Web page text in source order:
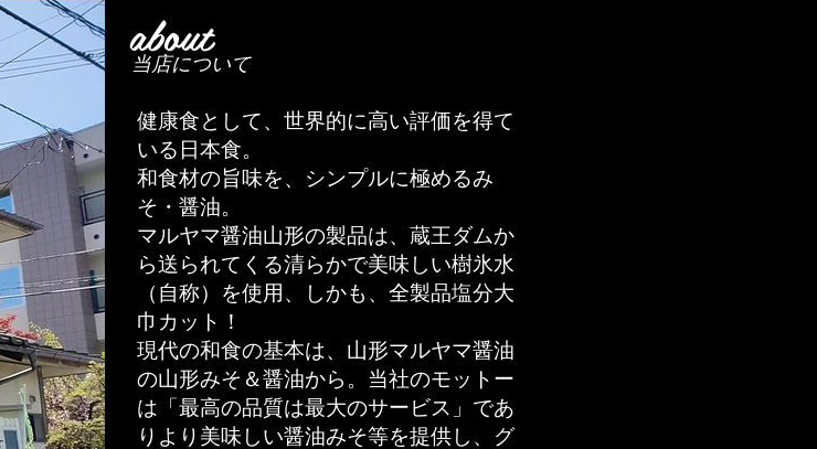
about
​当店について
健康食として、世界的に高い評価を得て
いる日本食。
和食材の旨味を、シンプルに極めるみ
そ・醤油。
マルヤマ醤油山形の製品は、蔵王ダムか
ら送られてくる清らかで美味しい樹氷水
（自称）を使用、しかも、全製品塩分大
巾カット！
現代の和食の基本は、山形マルヤマ醤油
の山形みそ＆醤油から。当社のモットー
は「最高の品質は最大のサービス」であ
りより美味しい醤油みそ等を提供し、グ